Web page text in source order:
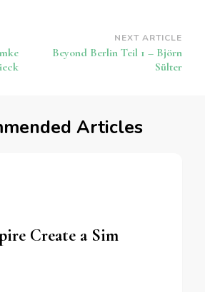
NEXT ARTICLE
Beyond Berlin Teil 1 – Björn
Sülter
Articles
Create a Sim